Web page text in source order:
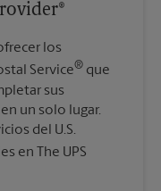
los
Service® que
sus
un solo lugar.
del U.S.
en The UPS